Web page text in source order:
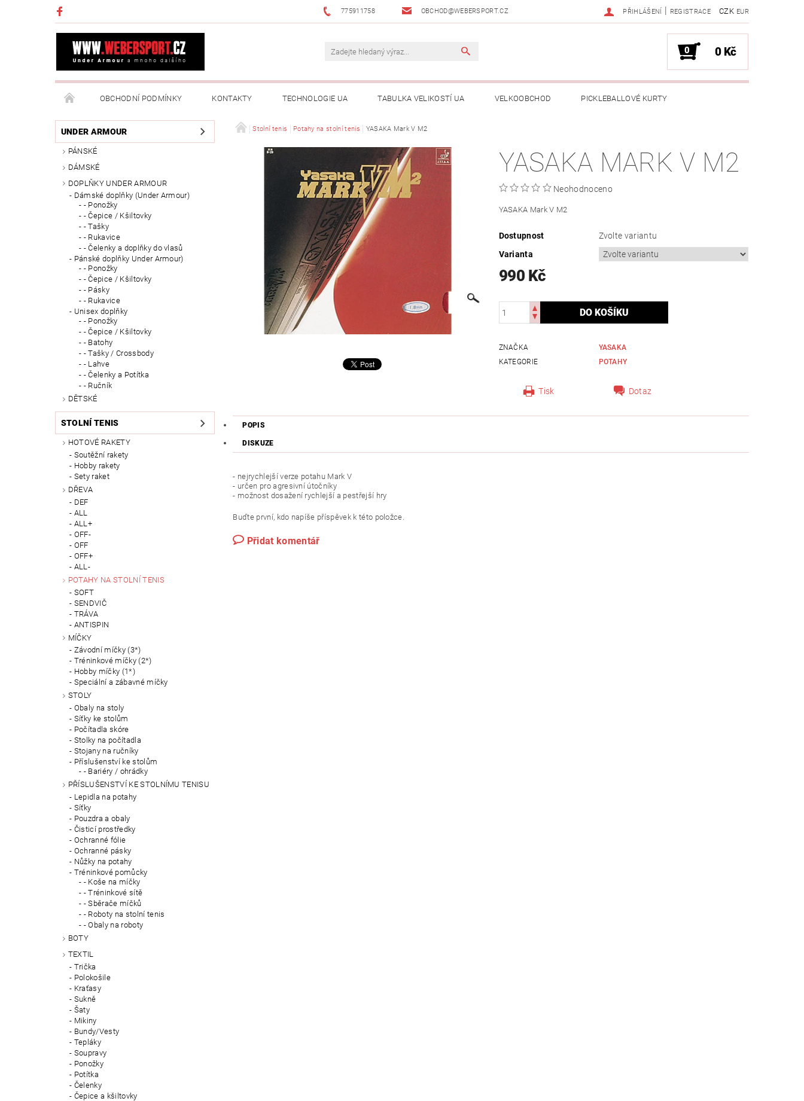
775911758 OBCHOD@WEBERSPORT.CZ CZK EUR
PŘIHLÁŠENÍ | REGISTRACE
0 0 Kč
OBCHODNÍ PODMÍNKY KONTAKTY TECHNOLOGIE UA TABULKA VELIKOSTÍ UA VELKOOBCHOD PICKLEBALLOVÉ KURTY
NAPIŠTE NÁM MOJE OBJEDNÁVKA
UNDER ARMOUR
PÁNSKÉ
DÁMSKÉ
DOPLŇKY UNDER ARMOUR
Dámské doplňky (Under Armour)
- Ponožky
- Čepice / Kšiltovky
- Tašky
- Rukavice
- Čelenky a doplňky do vlasů
Pánské doplňky Under Armour)
- Ponožky
- Čepice / Kšiltovky
- Pásky
- Rukavice
Unisex doplňky
- Ponožky
- Čepice / Kšiltovky
- Batohy
- Tašky / Crossbody
- Lahve
- Čelenky a Potítka
- Ručník
DĚTSKÉ
STOLNÍ TENIS
HOTOVÉ RAKETY
Soutěžní rakety
Hobby rakety
Sety raket
DŘEVA
DEF
ALL
ALL+
OFF-
OFF
OFF+
ALL-
POTAHY NA STOLNÍ TENIS
SOFT
SENDVIČ
TRÁVA
ANTISPIN
MÍČKY
Závodní míčky (3*)
Tréninkové míčky (2*)
Hobby míčky (1*)
Speciální a zábavné míčky
STOLY
Obaly na stoly
Síťky ke stolům
Počítadla skóre
Stolky na počítadla
Stojany na ručníky
Příslušenství ke stolům
- Bariéry / ohrádky
PŘÍSLUŠENSTVÍ KE STOLNÍMU TENISU
Lepidla na potahy
Síťky
Pouzdra a obaly
Čisticí prostředky
Ochranné fólie
Ochranné pásky
Nůžky na potahy
Tréninkové pomůcky
- Koše na míčky
- Tréninkové sítě
- Sběrače míčků
- Roboty na stolní tenis
- Obaly na roboty
BOTY
TEXTIL
Trička
Polokošile
Kraťasy
Sukně
Šaty
Mikiny
Bundy/Vesty
Tepláky
Soupravy
Ponožky
Potítka
Čelenky
Čepice a kšiltovky
Stolní tenis Potahy na stolní tenis YASAKA Mark V M2
YASAKA MARK V M2
Neohodnoceno
YASAKA Mark V M2
Dostupnost
Zvolte variantu
Varianta
990 Kč
ZNAČKA
YASAKA
KATEGORIE
POTAHY
Tisk Dotaz
POPIS
DISKUZE
- nejrychlejší verze potahu Mark V
- určen pro agresivní útočníky
- možnost dosažení rychlejší a pestřejší hry
Buďte první, kdo napíše příspěvek k této položce.
Přidat komentář